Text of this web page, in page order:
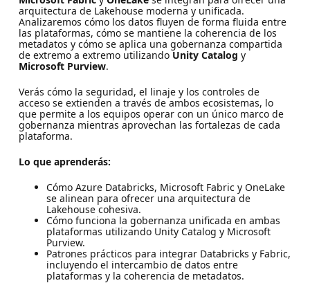
arquitectura de Lakehouse moderna y unificada.
Analizaremos cómo los datos fluyen de forma fluida entre
las plataformas, cómo se mantiene la coherencia de los
metadatos y cómo se aplica una gobernanza compartida
de extremo a extremo utilizandoUnity Catalog y
Microsoft Purview.
Verás cómo la seguridad, el linaje y los controles de
acceso se extienden a través de ambos ecosistemas, lo
que permite a los equipos operar con un único marco de
gobernanza mientras aprovechan las fortalezas de cada
plataforma.
Lo que aprenderás:
Cómo Azure Databricks, Microsoft Fabric y OneLake
se alinean para ofrecer una arquitectura de
Lakehouse cohesiva.
Cómo funciona la gobernanza unificada en ambas
plataformas utilizando Unity Catalog y Microsoft
Purview.
Patrones prácticos para integrar Databricks y Fabric,
incluyendo el intercambio de datos entre
plataformas y la coherencia de metadatos.